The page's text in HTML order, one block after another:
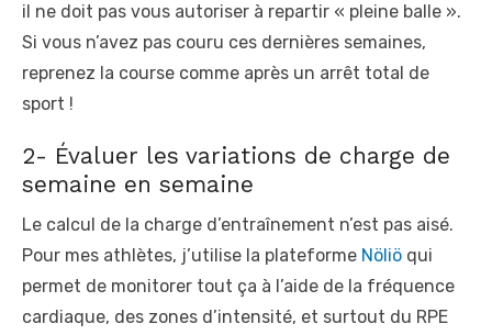
il ne doit pas vous autoriser à repartir « pleine balle ».
Si vous n’avez pas couru ces dernières semaines,
reprenez la course comme après un arrêt total de
sport !
2- Évaluer les variations de charge de
semaine en semaine
Le calcul de la charge d’entraînement n’est pas aisé.
Pour mes athlètes, j’utilise la plateforme Nöliö qui
permet de monitorer tout ça à l’aide de la fréquence
cardiaque, des zones d’intensité, et surtout du RPE